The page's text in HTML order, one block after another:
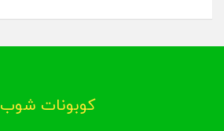
كوبونات شوب